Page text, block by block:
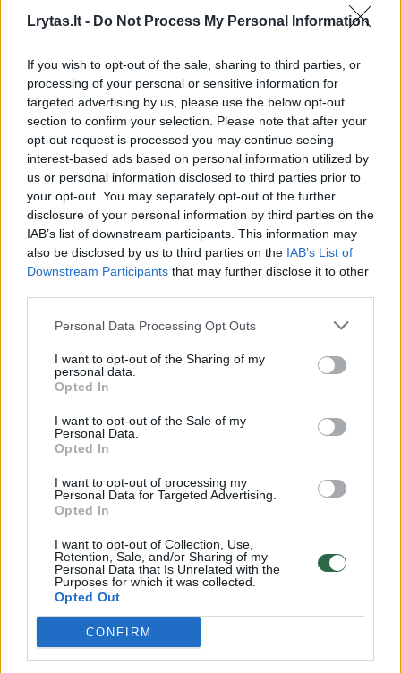
Lrytas.lt - Do Not Process My Personal Information
If you wish to opt-out of the sale, sharing to third parties, or
processing of your personal or sensitive information for
targeted advertising by us, please use the below opt-out
section to confirm your selection. Please note that after your
opt-out request is processed you may continue seeing
interest-based ads based on personal information utilized by
us or personal information disclosed to third parties prior to
your opt-out. You may separately opt-out of the further
disclosure of your personal information by third parties on the
IAB’s list of downstream participants. This information may
also be disclosed by us to third parties on the IAB’s List of
Downstream Participants that may further disclose it to other
Personal Data Processing Opt Outs
I want to opt-out of the Sharing of my
personal data.
Opted In
I want to opt-out of the Sale of my
Personal Data.
Opted In
I want to opt-out of processing my
Personal Data for Targeted Advertising.
Opted In
I want to opt-out of Collection, Use,
Retention, Sale, and/or Sharing of my
Personal Data that Is Unrelated with the
Purposes for which it was collected.
Opted Out
CONFIRM
bendruomenės ir bendraukite komentaruose!
Rodyti komentarus
Prisijungti komentatoriams
Kultūra Meno pulsas
„iPhone“ užfiksuota Ričardo
Jarmalavičiaus nuotrauka –
pasaulio TOP 25 (3)
2026 m. rugpjūčio 4 d. 11:48
Lrytas.lt